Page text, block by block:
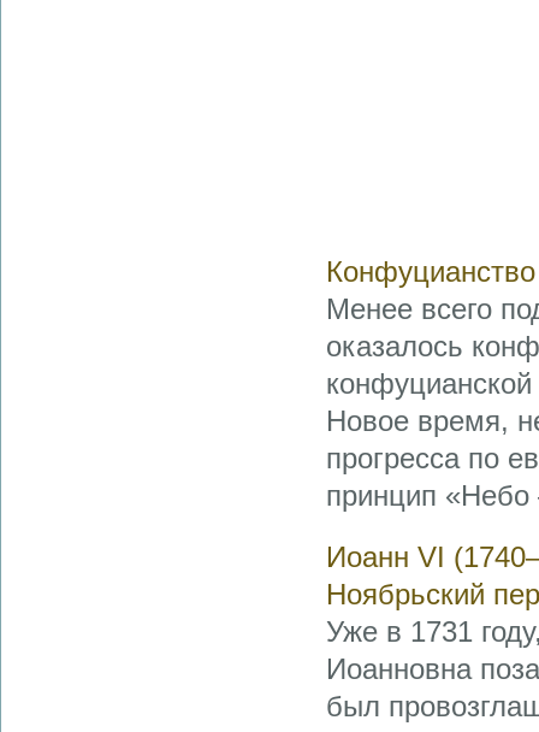
Конфуцианство
Менее всего
оказалось
Новое время,
прогресса по
принцип
Иоанн VI
Ноябрьский
Уже в 1731
Иоанновна
был